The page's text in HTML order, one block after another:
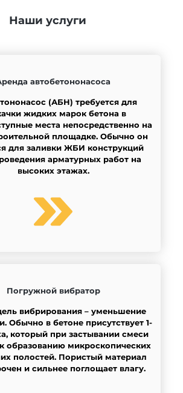
Наши услуги
автобетононасоса
(АБН) требуется для
жидких марок бетона в
места непосредственно на
площадке. Обычно он
для заливки ЖБИ конструкций
арматурных работ на
высоких этажах.
Погружной вибратор
вибрирования – уменьшение
Обычно в бетоне присутствует 1-
который при застывании смеси
образованию микроскопических
полостей. Пористый материал
и сильнее поглощает влагу.